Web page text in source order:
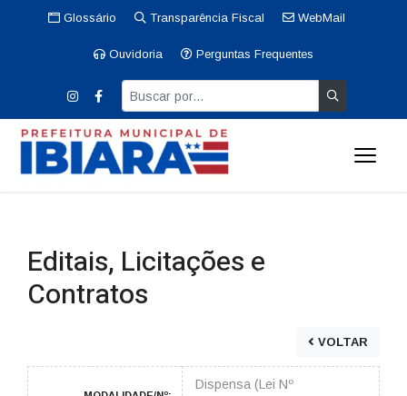
Glossário Transparência Fiscal WebMail
Ouvidoria Perguntas Frequentes
Editais, Licitações e
Contratos
VOLTAR
Dispensa (Lei Nº